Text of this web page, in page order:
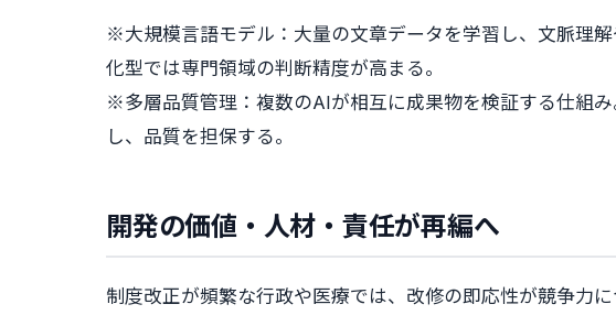
※大規模言語モデル：大量の文章データを学習し、文脈理
化型では専門領域の判断精度が高まる。
※多層品質管理：複数のAIが相互に成果物を検証する仕組
し、品質を担保する。
開発の価値・人材・責任が再編へ
制度改正が頻繁な行政や医療では、改修の即応性が競争力